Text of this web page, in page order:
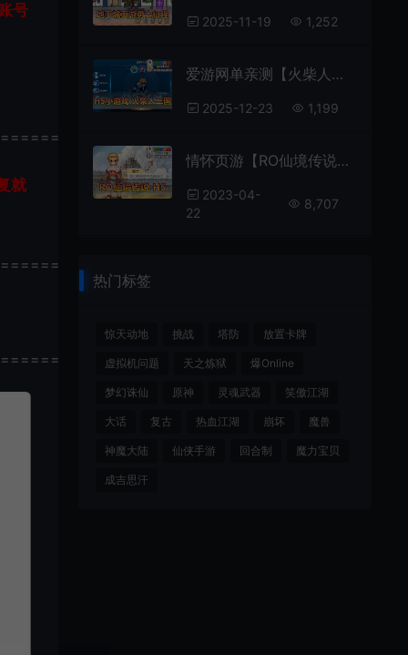
号
就
2025-11-19 1,252
爱游网单亲测【火柴人三国】H5小游戏 支持手机电脑局域网使用 解锁内购 一键启动
2025-12-23 1,199
情怀页游【RO仙境传说】H5页游版本虚拟机一键端视频安装教程GM后台
2023-04-
22
8,707
热门标签
惊天动地 挑战 塔防 放置卡牌
虚拟机问题 天之炼狱 爆Online
梦幻诛仙 原神 灵魂武器 笑傲江湖
大话 复古 热血江湖 崩坏 魔兽
神魔大陆 仙侠手游 回合制 魔力宝贝
成吉思汗